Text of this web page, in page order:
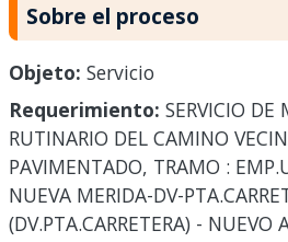
Sobre el proceso
Objeto: Servicio
Requerimiento: SERVICIO
RUTINARIO DEL CAMINO
PAVIMENTADO, TRAMO :
NUEVA MERIDA-DV-
(DV.PTA.CARRETERA) - NUEVO